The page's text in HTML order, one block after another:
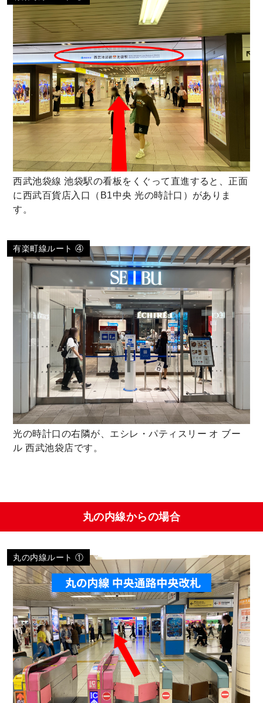
西武池袋線 池袋駅の看板をくぐって直進すると、正面
に西武百貨店入口（B1中央 光の時計口）がありま
す。
有楽町線ルート ④
光の時計口の右隣が、エシレ・パティスリー オ ブー
ル 西武池袋店です。
丸の内線からの場合
丸の内線ルート ①